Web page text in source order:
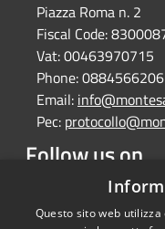
Piazza Roma n. 2
Fiscal Code:
Vat:00463970715
Phone:0884566206
Email:
Pec:
Follow us on
FacebookYoutube
Questo sito web